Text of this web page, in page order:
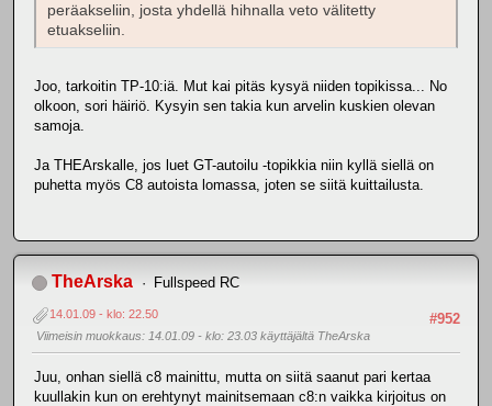
peräakseliin, josta yhdellä hihnalla veto välitetty
etuakseliin.
Joo, tarkoitin TP-10:iä. Mut kai pitäs kysyä niiden topikissa... No
olkoon, sori häiriö. Kysyin sen takia kun arvelin kuskien olevan
samoja.
Ja THEArskalle, jos luet GT-autoilu -topikkia niin kyllä siellä on
puhetta myös C8 autoista lomassa, joten se siitä kuittailusta.
TheArska Fullspeed RC
#952
14.01.09 - klo: 22.50
Viimeisin muokkaus: 14.01.09 - klo: 23.03 käyttäjältä TheArska
Juu, onhan siellä c8 mainittu, mutta on siitä saanut pari kertaa
kuullakin kun on erehtynyt mainitsemaan c8:n vaikka kirjoitus on